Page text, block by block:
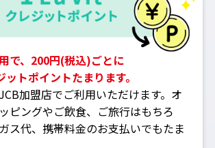
で、200円(税込)ごとに
トポイントたまります。
加盟店でご利用いただけます。オ
ピングやご飲食、ご旅行はもちろ
ス代、携帯料金のお支払いでもたま